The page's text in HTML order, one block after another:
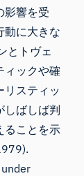
影響を受
動に大きな
とトヴェ
ィックや確
リスティッ
しばしば判
ることを示